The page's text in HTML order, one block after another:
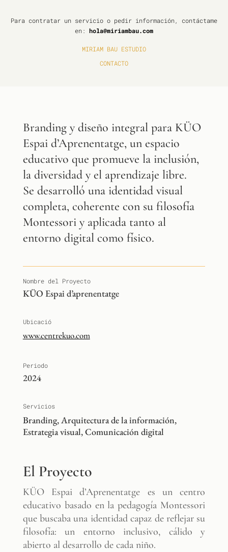
Para contratar un servicio o pedir información, contáctame
en: hola@miriambau.com
MIRIAM BAU ESTUDIO
CONTACTO
Branding y diseño integral para KÜO
Espai d’Aprenentatge, un espacio
educativo que promueve la inclusión,
la diversidad y el aprendizaje libre.
Se desarrolló una identidad visual
completa, coherente con su filosofía
Montessori y aplicada tanto al
entorno digital como físico.
Nombre del Proyecto
KÜO Espai d’aprenentatge
Ubicació
www.centrekuo.com
Periodo
2024
Servicios
Branding, Arquitectura de la información,
Estrategia visual, Comunicación digital
El Proyecto
KÜO Espai d’Aprenentatge es un centro
educativo basado en la pedagogía Montessori
que buscaba una identidad capaz de reflejar su
filosofía: un entorno inclusivo, cálido y
abierto al desarrollo de cada niño.